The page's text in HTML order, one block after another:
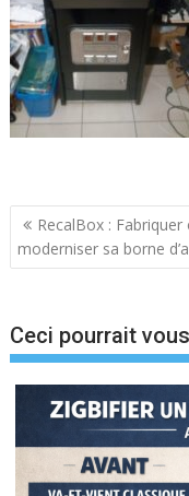
Navigation
de
RecalBox : Fabriquer
moderniser sa borne
Ceci pourrait